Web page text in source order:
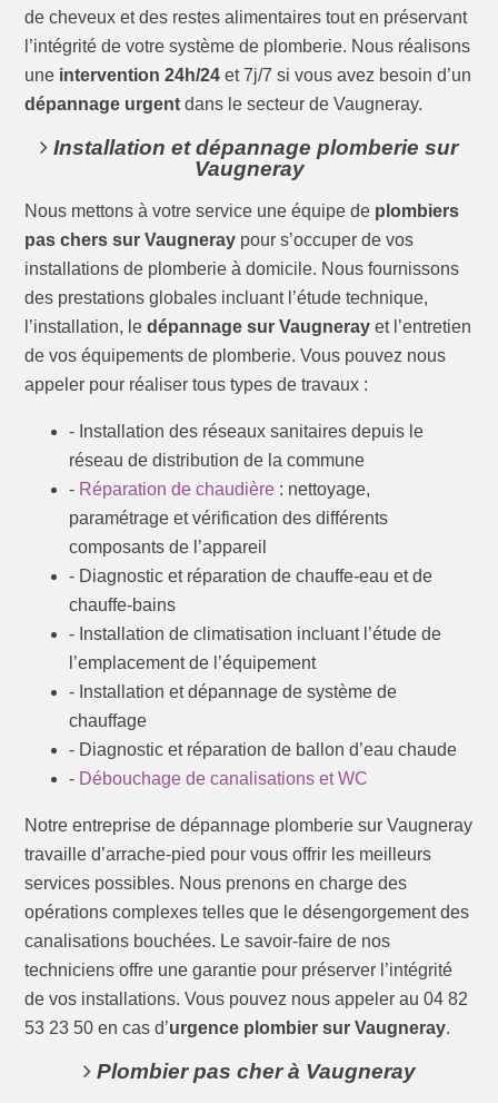
de cheveux et des restes alimentaires tout en préservant
l’intégrité de votre système de plomberie. Nous réalisons
une intervention 24h/24 et 7j/7 si vous avez besoin d’un
dépannage urgent dans le secteur de Vaugneray.
Installation et dépannage plomberie sur
Vaugneray
Nous mettons à votre service une équipe de plombiers
pas chers sur Vaugneray pour s’occuper de vos
installations de plomberie à domicile. Nous fournissons
des prestations globales incluant l’étude technique,
l’installation, ledépannage sur Vaugneray et l’entretien
de vos équipements de plomberie. Vous pouvez nous
appeler pour réaliser tous types de travaux :
- Installation des réseaux sanitaires depuis le
réseau de distribution de la commune
- Réparation de chaudière : nettoyage,
paramétrage et vérification des différents
composants de l’appareil
- Diagnostic et réparation de chauffe-eau et de
chauffe-bains
- Installation de climatisation incluant l’étude de
l’emplacement de l’équipement
- Installation et dépannage de système de
chauffage
- Diagnostic et réparation de ballon d’eau chaude
- Débouchage de canalisations et WC
Notre entreprise de dépannage plomberie sur Vaugneray
travaille d’arrache-pied pour vous offrir les meilleurs
services possibles. Nous prenons en charge des
opérations complexes telles que le désengorgement des
canalisations bouchées. Le savoir-faire de nos
techniciens offre une garantie pour préserver l’intégrité
de vos installations. Vous pouvez nous appeler au 04 82
53 23 50 en cas d’urgence plombier sur Vaugneray.
Plombier pas cher à Vaugneray